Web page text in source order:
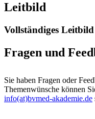
Leitbild
Vollständiges Leitbild
Fragen und
Sie haben Fragen oder
Themenwünsche können
info(at)bvmed-akademie.de